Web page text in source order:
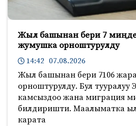
Жыл башынан бери 7
жумушка орноштурулду
14:42 07.08.2026
Жыл башынан бери 7106
орноштурулду. Бул тууралуу
камсыздоо жана миграция
билдиришти. Маалыматка
карата